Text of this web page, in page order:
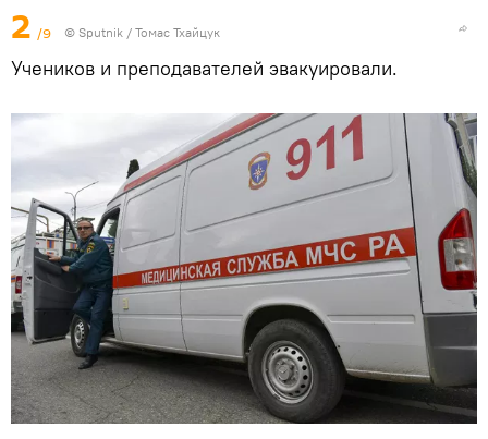
2 /9 © Sputnik / Томас Тхайцук
Учеников и преподавателей эвакуировали.